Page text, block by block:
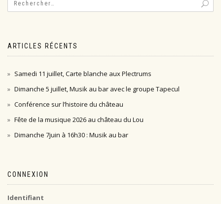
ARTICLES RÉCENTS
Samedi 11 juillet, Carte blanche aux Plectrums
Dimanche 5 juillet, Musik au bar avec le groupe Tapecul
Conférence sur l’histoire du château
Fête de la musique 2026 au château du Lou
Dimanche 7juin à 16h30 : Musik au bar
CONNEXION
Identifiant